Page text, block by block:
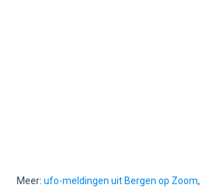
Meer: ufo-meldingen uit Bergen op Zoom,